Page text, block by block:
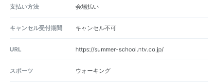
支払い方法 会場払い
キャンセル受付期間 キャンセル不可
URL https://summer-school.ntv.co.jp/
スポーツ ウォーキング